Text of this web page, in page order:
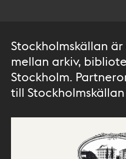
Stockholmskällan
mellan arkiv,
Stockholm.
till